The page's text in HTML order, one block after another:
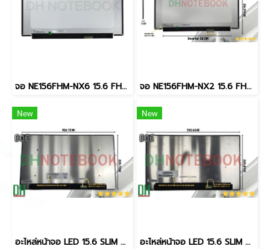
จอ NE156FHM-NX6 15.6 FHD IPS 144Hz 40pin อะไหล่ OEM คุณภาพสูง สำหรับโน๊ตบุ๊คเกมมิ่ง DH SKU LED15630-1 จอ NE156FHM-NX2 15.6 FHD IPS 144Hz 40pin อะไหล่ OEM คุณภาพสูง สำหรับโน๊ตบุ๊คเกมมิ่ง DH SKU LED15630-1(copy)
New
อะไหล่หน้าจอ LED 15.6 SLIM 40 PIN Narrow, Width: 0.79" (20mm) พินตรง NE156QUM-N69 UHD 3840×2160 60Hz 100% sRGB
New
อะไหล่หน้าจอ LED 15.6 SLIM 40 PIN Narrow, Width: 0.79" (20mm) พินตรง NV156FHM-T0J V8.0